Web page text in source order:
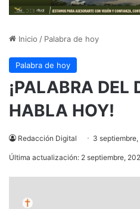
Inicio / Palabra de hoy
Palabra de hoy
¡PALABRA DEL
HABLA HOY!
Redacción Digital 3
Última actualización: 2 septiembre,